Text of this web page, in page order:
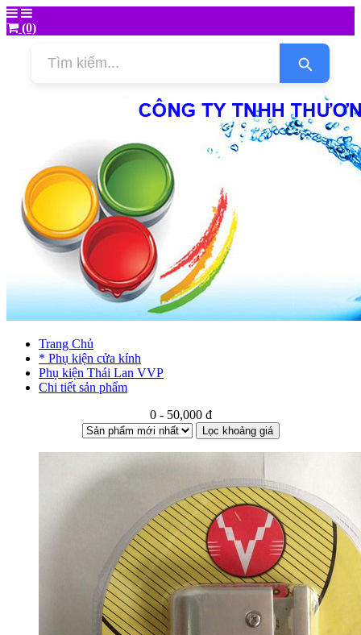
(0)
Trang Chủ
* Phụ kiện cửa kính
Phụ kiện Thái Lan VVP
Chi tiết sản phẩm
0 - 50,000 đ
Lọc khoảng giá